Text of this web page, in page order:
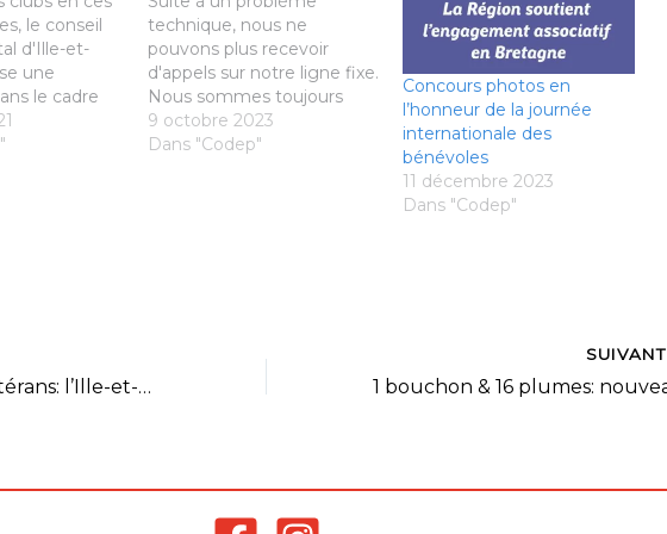
le conseil
d'Ille-et-
une
le cadre
19. Les
technique, nous ne
pouvons plus recevoir
d'appels sur notre ligne fixe.
Nous sommes toujours
joignables aux adresses
habituelles: - informations
toutes informations
9 octobre 2023
Dans "Codep"
Concours photos en
l’honneur de la journée
internationale des
bénévoles
11 décembre 2023
Dans "Codep"
Intercomités Vétérans: l’Ille-et-Vilaine revient vainqueur !
SUIVANT